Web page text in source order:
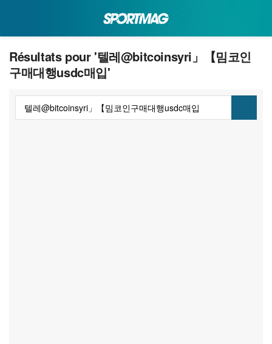
Résultats pour '텔레@bitcoinsyri」【밈코인
구매대행usdc매입'